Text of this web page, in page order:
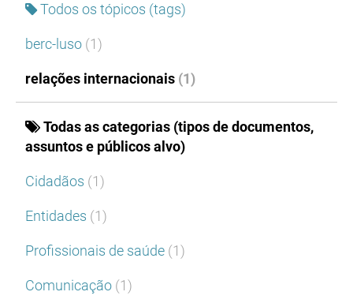
Todos os tópicos (tags)
berc-luso (1)
relações internacionais (1)
Todas as categorias (tipos de documentos,
assuntos e públicos alvo)
Cidadãos (1)
Entidades (1)
Profissionais de saúde (1)
Comunicação (1)